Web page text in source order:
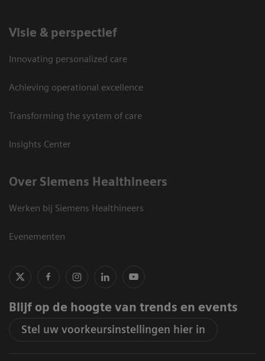
Visie & perspectief
Innovating personalized care
Achieving operational excellence
Transforming the system of care
Insights Center
Over Siemens Healthineers
Werken bij Siemens Healthineers
Evenementen
Blijf op de hoogte van trends en events
Stel uw voorkeursinstellingen hier in